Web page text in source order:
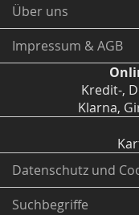
Über uns
Impressum & AGB
Kredit-,
Klarna,
Datenschutz und
Suchbegriffe